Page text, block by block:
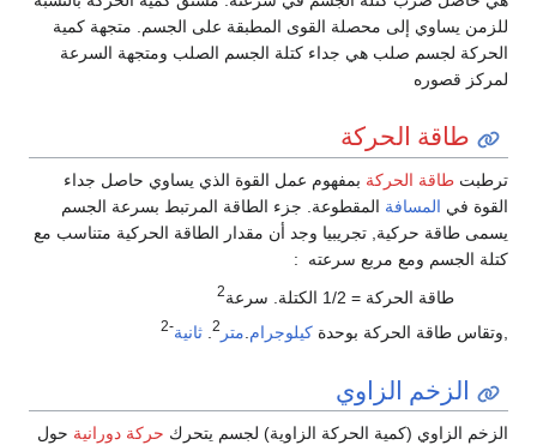
للزمن يساوي إلى محصلة القوى المطبقة على الجسم. متجهة كمية
الحركة لجسم صلب هي جداء كتلة الجسم الصلب ومتجهة السرعة
لمركز قصوره
طاقة الحركة
ترطبت طاقة الحركة بمفهوم عمل القوة الذي يساوي حاصل جداء
القوة في المسافة المقطوعة. جزء الطاقة المرتبط بسرعة الجسم
يسمى طاقة حركية, تجريبيا وجد أن مقدار الطاقة الحركية متناسب مع
كتلة الجسم ومع مربع سرعته :
طاقة الحركة = 1/2 الكتلة. سرعة
2
,وتقاس طاقة الحركة بوحدة كيلوجرام متر 2 ثانية-2
الزخم الزاوي
الزخم الزاوي (كمية الحركة الزاوية) لجسم يتحرك حركة دورانية حول